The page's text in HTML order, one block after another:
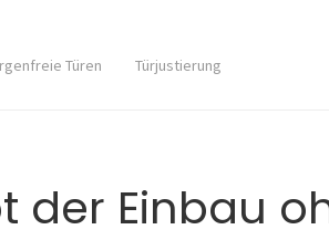
Türen Türjustierung
der Einbau